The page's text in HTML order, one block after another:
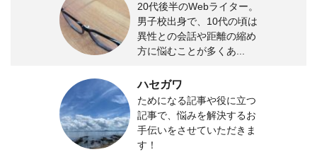
20代後半のWebライター。
男子校出身で、10代の頃は
異性との会話や距離の縮め
方に悩むことが多くあ...
ハセガワ
ためになる記事や役に立つ
記事で、悩みを解決するお
手伝いをさせていただきま
す！